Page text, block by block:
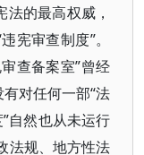
的最高权威，
宪审查制度”。
查备案室”曾经
对任何一部“法
自然也从未运行
法规、地方性法